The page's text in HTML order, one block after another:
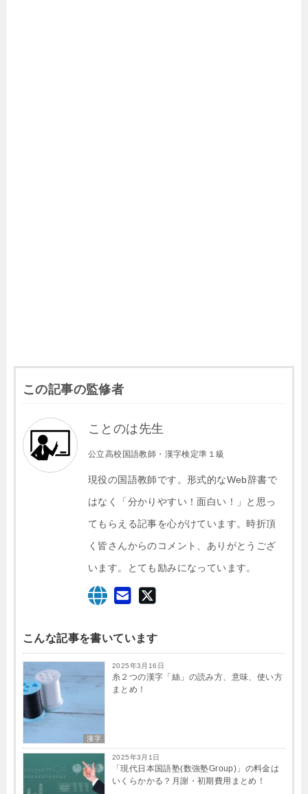
この記事の監修者
ことのは先生
公立高校国語教師・漢字検定準１級
現役の国語教師です。形式的なWeb辞書で
はなく「分かりやすい！面白い！」と思っ
てもらえる記事を心がけています。時折頂
く皆さんからのコメント、ありがとうござ
います。とても励みになっています。
こんな記事を書いています
漢字
2025年3月16日
糸２つの漢字「絲」の読み方、意味、使い方
まとめ！
2025年3月1日
「現代日本国語塾(数強塾​Group)」の料金は
いくらかかる？月謝・初期費用まとめ！